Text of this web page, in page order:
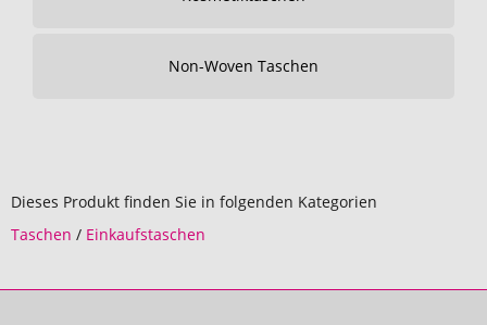
Non-Woven Taschen
Dieses Produkt finden Sie in folgenden Kategorien
Taschen / Einkaufstaschen